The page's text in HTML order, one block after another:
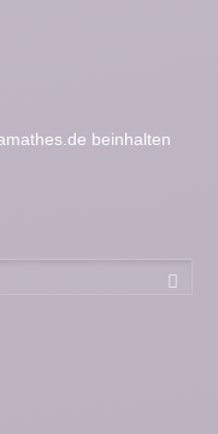
beinhalten